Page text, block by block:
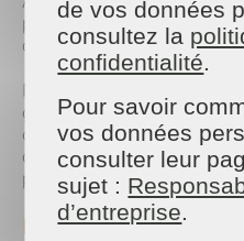
permet de repartir sur de
de septembre.
Faire appel à une aide
gagner du temps au
confort de vie. Nos
à vos besoins et à votre
proposer un service
Des prestations
de vos données
consultez la
confidentialité.
Pour savoir
vos données
consulter leur
sujet :
d’entreprise.